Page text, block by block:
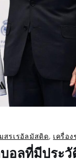
สรเรอัลมัสดิด, เครื่อ
อลที่มีประ